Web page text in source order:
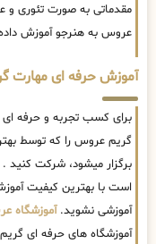
مقدماتی به صورت تئوری و
عروس به هنرجو آموزش
آموزش حرفه ای مهارت
برای کسب تجربه و حرفه
گریم عروس را که توسط
برگزار میشود، شرکت کنید .
است با بهترین کیفیت
آموزشی نشوید.آموزشگاه
آموزشگاه های حرفه ای